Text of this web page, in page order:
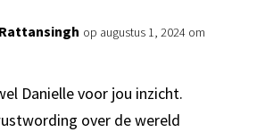
op augustus 1, 2024 om
Danielle voor jou inzicht.
over de wereld